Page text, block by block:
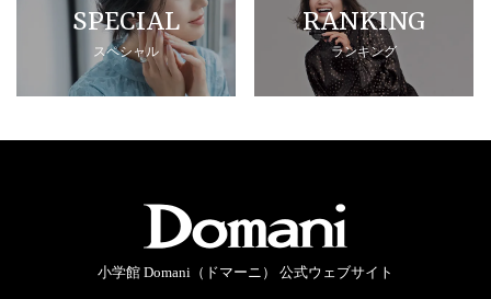
SPECIAL
スペシャル
RANKING
ランキング
小学館 Domani（ドマーニ） 公式ウェブサイト